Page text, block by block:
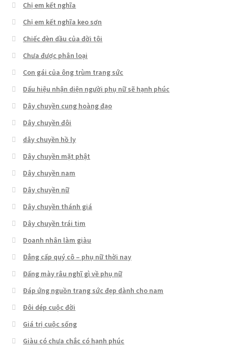
Chị em kết nghĩa
Chị em kết nghĩa keo sơn
Chiếc đèn dầu của đời tôi
Chưa được phân loại
Con gái của ông trùm trang sức
Dấu hiệu nhận diện người phụ nữ sẽ hạnh phúc
Dây chuyền cung hoàng đạo
Dây chuyền đôi
dây chuyền hồ ly
Dây chuyền mặt phật
Dây chuyền nam
Dây chuyền nữ
Dây chuyền thánh giá
Dây chuyền trái tim
Doanh nhân làm giàu
Đẳng cấp quý cô – phụ nữ thời nay
Đấng mày râu nghĩ gì về phụ nữ
Đáp ứng nguồn trang sức đẹp dành cho nam
Đôi dép cuộc đời
Giá trị cuộc sống
Giàu có chưa chắc có hạnh phúc